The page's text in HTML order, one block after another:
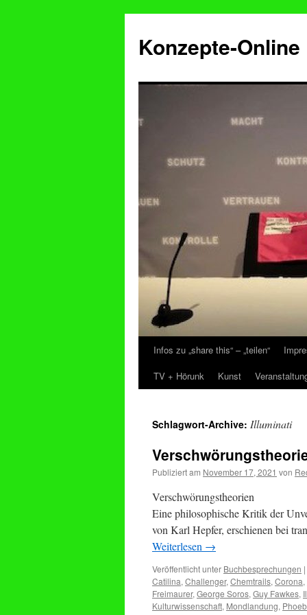
Konzepte-Online
Zum
Inhalt
Infos zu „share this“ – „teilen“
TV + Hörunk
Kunst
Schlagwort-Archive: Illuminati
Publiziert am November 17, 2021 von
Verschwörungstheorien
Eine philosophische Kritik der
von Karl Hepfer, erschienen bei
Weiterlesen →
Veröffentlicht unter Buchbesprechungen |
Catilina, Challenger, Chemtrails, Corona,
Freimaurer, George Soros, Guy Fawkes,
Kulturwissenschaft, Mondlandung,